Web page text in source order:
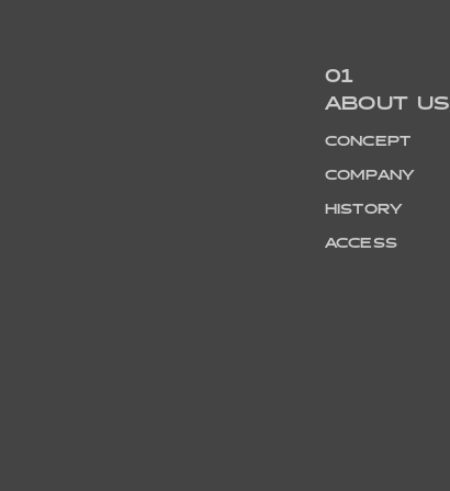
01
ABOUT US
CONCEPT
COMPANY
HISTORY
ACCESS